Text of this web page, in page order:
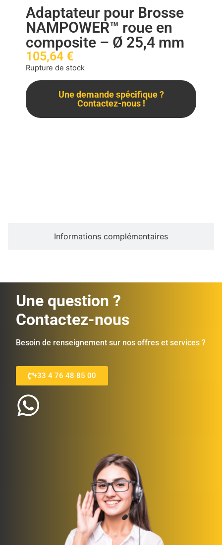
Adaptateur pour Brosse
NAMPOWER™ roue en
composite – Ø 25,4 mm
105,64 €
Rupture de stock
Une demande spécifique ?
Contactez-nous !
Informations complémentaires
Une question ?
Contactez-nous
Besoin de renseignement sur nos offres et services ?
+33 4 76 48 85 00